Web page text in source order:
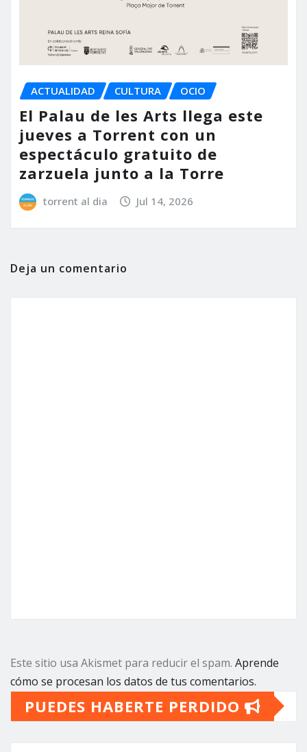
ACTUALIDAD CULTURA OCIO
El Palau de les Arts llega este
jueves a Torrent con un
espectáculo gratuito de
zarzuela junto a la Torre
torrent al dia Jul 14, 2026
Deja un comentario
Este sitio usa Akismet para reducir el spam. Aprende
cómo se procesan los datos de tus comentarios.
PUEDES HABERTE PERDIDO